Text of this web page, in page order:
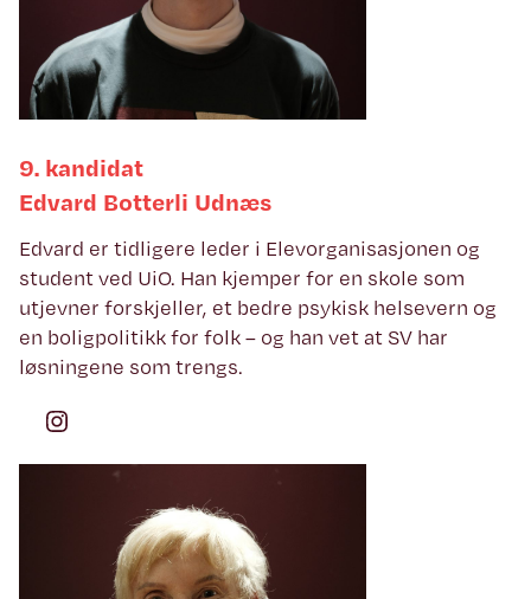
9. kandidat
Edvard Botterli Udnæs
Edvard er tidligere leder i Elevorganisasjonen og
student ved UiO. Han kjemper for en skole som
utjevner forskjeller, et bedre psykisk helsevern og
en boligpolitikk for folk – og han vet at SV har
løsningene som trengs.
Instagram